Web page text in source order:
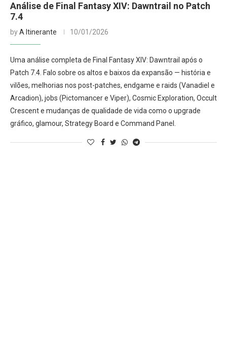
Análise de Final Fantasy XIV: Dawntrail no Patch
7.4
byA Itinerante 10/01/2026
Uma análise completa de Final Fantasy XIV: Dawntrail após o
Patch 7.4. Falo sobre os altos e baixos da expansão — história e
vilões, melhorias nos post-patches, endgame e raids (Vanadiel e
Arcadion), jobs (Pictomancer e Viper), Cosmic Exploration, Occult
Crescent e mudanças de qualidade de vida como o upgrade
gráfico, glamour, Strategy Board e Command Panel.